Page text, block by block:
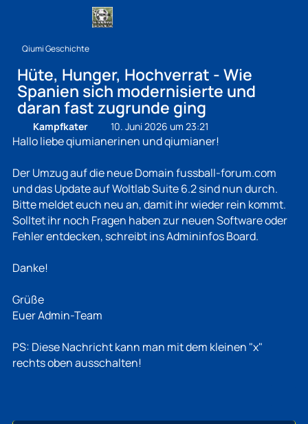
Qiumi Geschichte
Hüte, Hunger, Hochverrat - Wie
Spanien sich modernisierte und
daran fast zugrunde ging
Kampfkater 10. Juni 2026 um 23:21
Hallo liebe qiumianerinen und qiumianer!
Der Umzug auf die neue Domain fussball-forum.com
und das Update auf Woltlab Suite 6.2 sind nun durch.
Bitte meldet euch neu an, damit ihr wieder rein kommt.
Solltet ihr noch Fragen haben zur neuen Software oder
Fehler entdecken, schreibt ins Admininfos Board.
Danke!
Grüße
Euer Admin-Team
PS: Diese Nachricht kann man mit dem kleinen "x"
rechts oben ausschalten!